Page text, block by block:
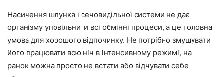
Насичення шлунка і сечовидільної системи не дає
організму уповільнити всі обмінні процеси, а це головна
умова для хорошого відпочинку. Не потрібно змушувати
його працювати всю ніч в інтенсивному режимі, на
ранок можна просто не встати або відчувати себе